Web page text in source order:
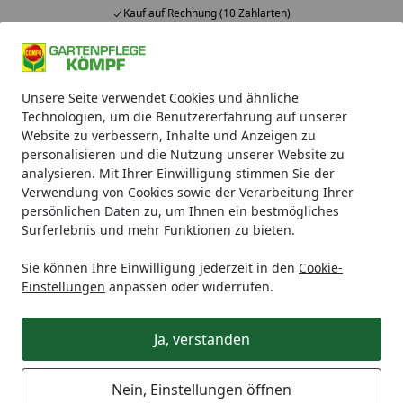
Unsere Seite verwendet Cookies und ähnliche
Technologien, um die Benutzererfahrung auf unserer
Website zu verbessern, Inhalte und Anzeigen zu
personalisieren und die Nutzung unserer Website zu
analysieren. Mit Ihrer Einwilligung stimmen Sie der
Verwendung von Cookies sowie der Verarbeitung Ihrer
persönlichen Daten zu, um Ihnen ein bestmögliches
Surferlebnis und mehr Funktionen zu bieten.
Sie können Ihre Einwilligung jederzeit in den Cookie-
Einstellungen anpassen oder widerrufen.
Ja, verstanden
Nein, Einstellungen öffnen
Kauf auf Rechnung (10 Zahlarten)
Alle Produkte
Mein Konto
Suchen
Startseite
Schädlingsbekämpfung Compo Universal-Trichterfalle 1
Compo Universal-Trichterfalle 1
Stück